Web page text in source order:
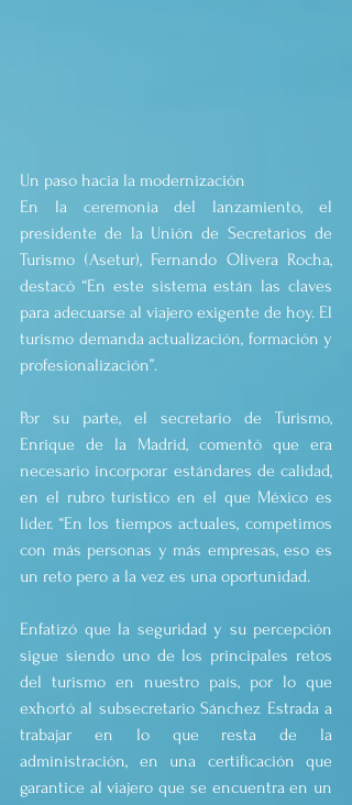
Un paso hacia la modernización
En la ceremonia del lanzamiento, el
presidente de la Unión de Secretarios de
Turismo (Asetur), Fernando Olivera Rocha,
destacó “En este sistema están las claves
para adecuarse al viajero exigente de hoy. El
turismo demanda actualización, formación y
profesionalización”.
Por su parte, el secretario de Turismo,
Enrique de la Madrid, comentó que era
necesario incorporar estándares de calidad,
en el rubro turístico en el que México es
líder. “En los tiempos actuales, competimos
con más personas y más empresas, eso es
un reto pero a la vez es una oportunidad.
Enfatizó que la seguridad y su percepción
sigue siendo uno de los principales retos
del turismo en nuestro país, por lo que
exhortó al subsecretario Sánchez Estrada a
trabajar en lo que resta de la
administración, en una certificación que
garantice al viajero que se encuentra en un